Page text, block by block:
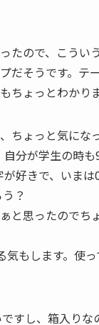
たので、こう
だそうです。テ
ちょっとわかり
ちょっと気にな
分が学生の時
好きで、いま
？
と思ったのでち
もします。使
すし、箱入り